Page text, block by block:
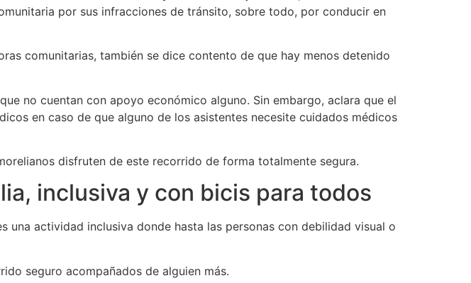
por sus infracciones de tránsito, sobre todo, por conducir en
comunitarias, también se dice contento de que hay menos detenido
no cuentan con apoyo económico alguno. Sin embargo, aclara que el
en caso de que alguno de los asistentes necesite cuidados médicos
disfruten de este recorrido de forma totalmente segura.
inclusiva y con bicis para todos
una actividad inclusiva donde hasta las personas con debilidad visual o
seguro acompañados de alguien más.